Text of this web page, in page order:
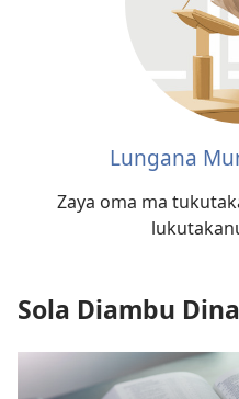
Lungana
Zaya oma ma
Sola Diambu